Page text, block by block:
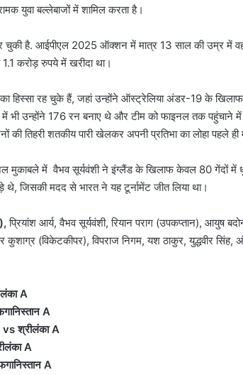
युवा बल्लेबाजों में शामिल करता है।
चुकी है. आईपीएल 2025 ऑक्शन में मात्र 13 साल की उम्र में
करोड़ रुपये में खरीदा था।
हिस्सा रह चुके हैं, जहां उन्होंने ऑस्ट्रेलिया अंडर-19 के
भी उन्होंने 176 रन बनाए थे और टीम को फाइनल तक पहुंचाने में
की तिहरी शतकीय पारी खेलकर अपनी प्रतिभा का लोहा पहले ही
में वैभव सूर्यवंशी ने इंग्लैंड के खिलाफ केवल 80 गेंदों में
जिसकी मदद से भारत ने यह टूर्नामेंट जीत लिया था।
प्रियांश आर्य, वैभव सूर्यवंशी, रियान पराग (उपकप्तान), आयुष
कुशाग्र (विकेटकीपर), विपराज निगम, यश ठाकुर, युद्धवीर
A
A
श्रीलंका A
A
A